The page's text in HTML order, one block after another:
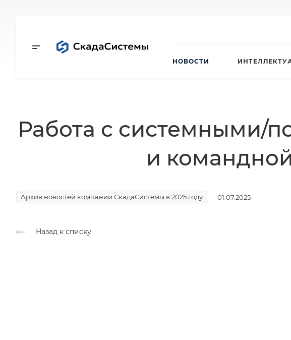
НОВОСТИ
Работа с системными/
и
Архив новостей компании СкадаСистемы в 2025 году 01.07.2025
Назад к списку